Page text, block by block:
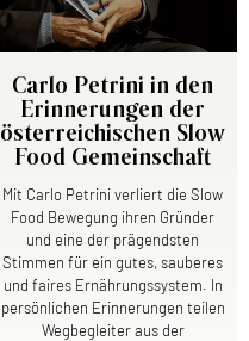
Carlo Petrini in den
Erinnerungen der
österreichischen Slow
Food Gemeinschaft
Mit Carlo Petrini verliert die Slow
Food Bewegung ihren Gründer
und eine der prägendsten
Stimmen für ein gutes, sauberes
und faires Ernährungssystem. In
persönlichen Erinnerungen teilen
Wegbegleiter aus der